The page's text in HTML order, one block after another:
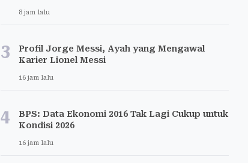
8 jam lalu
3
Profil Jorge Messi, Ayah yang Mengawal
Karier Lionel Messi
16 jam lalu
4
BPS: Data Ekonomi 2016 Tak Lagi Cukup untuk
Kondisi 2026
16 jam lalu